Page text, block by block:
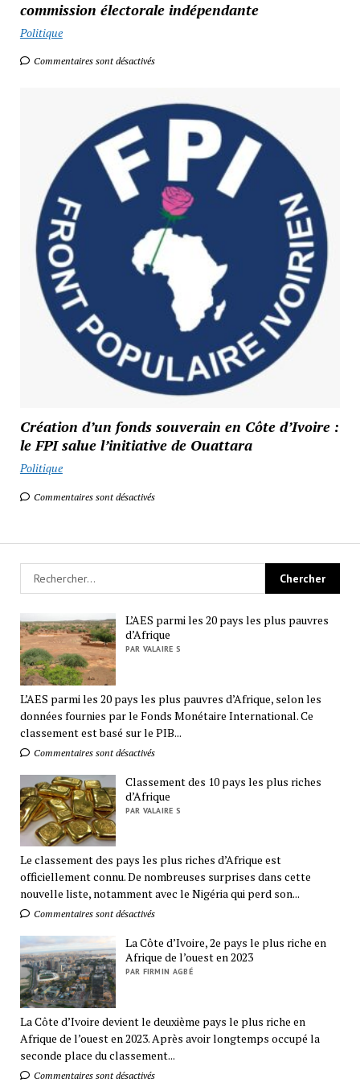
commission électorale indépendante
Politique
Commentaires sont désactivés
Création d’un fonds souverain en Côte d’Ivoire :
le FPI salue l’initiative de Ouattara
Politique
Commentaires sont désactivés
L’AES parmi les 20 pays les plus pauvres
d’Afrique
PAR VALAIRE S
L’AES parmi les 20 pays les plus pauvres d’Afrique, selon les
données fournies par le Fonds Monétaire International. Ce
classement est basé sur le PIB...
Commentaires sont désactivés
Classement des 10 pays les plus riches
d’Afrique
PAR VALAIRE S
Le classement des pays les plus riches d’Afrique est
officiellement connu. De nombreuses surprises dans cette
nouvelle liste, notamment avec le Nigéria qui perd son...
Commentaires sont désactivés
La Côte d’Ivoire, 2e pays le plus riche en
Afrique de l’ouest en 2023
PAR FIRMIN AGBÉ
La Côte d’Ivoire devient le deuxième pays le plus riche en
Afrique de l’ouest en 2023. Après avoir longtemps occupé la
seconde place du classement...
Commentaires sont désactivés